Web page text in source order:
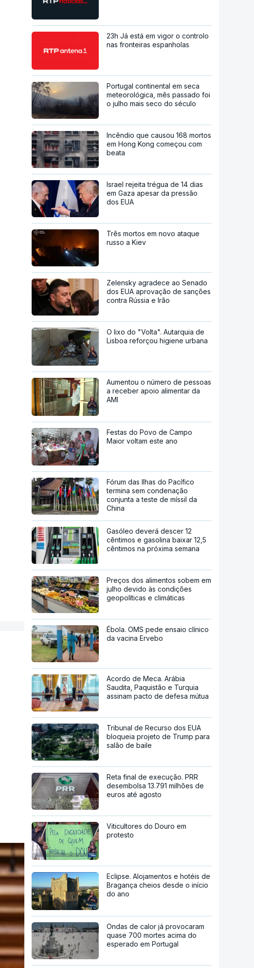
23h Já está em vigor o controlo
nas fronteiras espanholas
Portugal continental em seca
meteorológica, mês passado foi
o julho mais seco do século
Incêndio que causou 168 mortos
em Hong Kong começou com
beata
Israel rejeita trégua de 14 dias
em Gaza apesar da pressão
dos EUA
Três mortos em novo ataque
russo a Kiev
Zelensky agradece ao Senado
dos EUA aprovação de sanções
contra Rússia e Irão
O lixo do "Volta". Autarquia de
Lisboa reforçou higiene urbana
Aumentou o número de pessoas
a receber apoio alimentar da
AMI
Festas do Povo de Campo
Maior voltam este ano
Fórum das Ilhas do Pacífico
termina sem condenação
conjunta a teste de míssil da
China
Gasóleo deverá descer 12
cêntimos e gasolina baixar 12,5
cêntimos na próxima semana
Preços dos alimentos sobem em
julho devido às condições
geopolíticas e climáticas
Ébola. OMS pede ensaio clínico
da vacina Ervebo
Acordo de Meca. Arábia
Saudita, Paquistão e Turquia
assinam pacto de defesa mútua
Tribunal de Recurso dos EUA
bloqueia projeto de Trump para
salão de baile
Reta final de execução. PRR
desembolsa 13.791 milhões de
euros até agosto
Viticultores do Douro em
protesto
Eclipse. Alojamentos e hotéis de
Bragança cheios desde o início
do ano
Ondas de calor já provocaram
quase 700 mortes acima do
esperado em Portugal